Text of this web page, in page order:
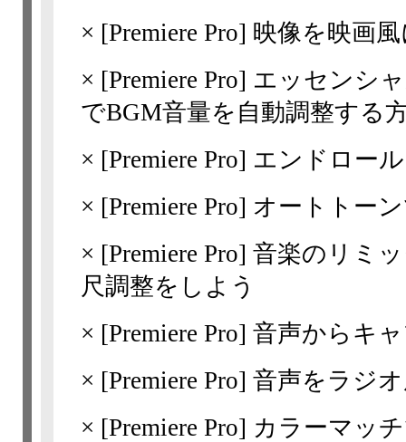
× [Premiere Pro] 映像を映画
× [Premiere Pro] エッセンシ
でBGM音量を自動調整する
× [Premiere Pro] エンドロー
× [Premiere Pro] オートトー
× [Premiere Pro] 音楽のリミ
尺調整をしよう
× [Premiere Pro] 音声からキ
× [Premiere Pro] 音声をラジ
× [Premiere Pro] カラーマッ